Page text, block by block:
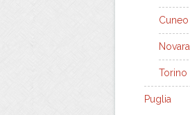
Cuneo
Novara
Torino
Puglia